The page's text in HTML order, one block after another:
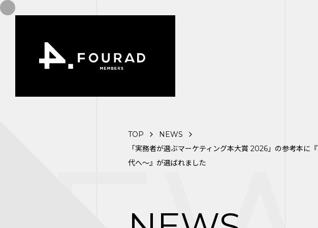
TOP
NEWS
「実務者が選ぶマーケティング本大賞 2026」の参考本
代へ～』が選ばれました